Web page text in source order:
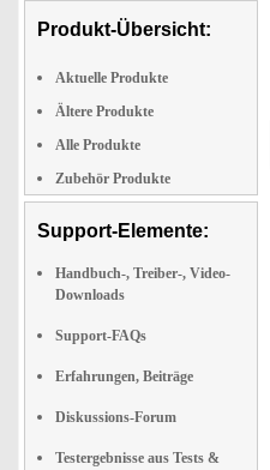
Produkt-Übersicht:
Aktuelle Produkte
Ältere Produkte
Alle Produkte
Zubehör Produkte
Support-Elemente:
Handbuch-, Treiber-, Video-
Downloads
Support-FAQs
Erfahrungen, Beiträge
Diskussions-Forum
Testergebnisse aus Tests &